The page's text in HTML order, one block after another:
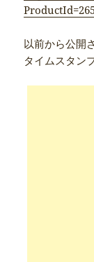
以前から公開
タイムスタン